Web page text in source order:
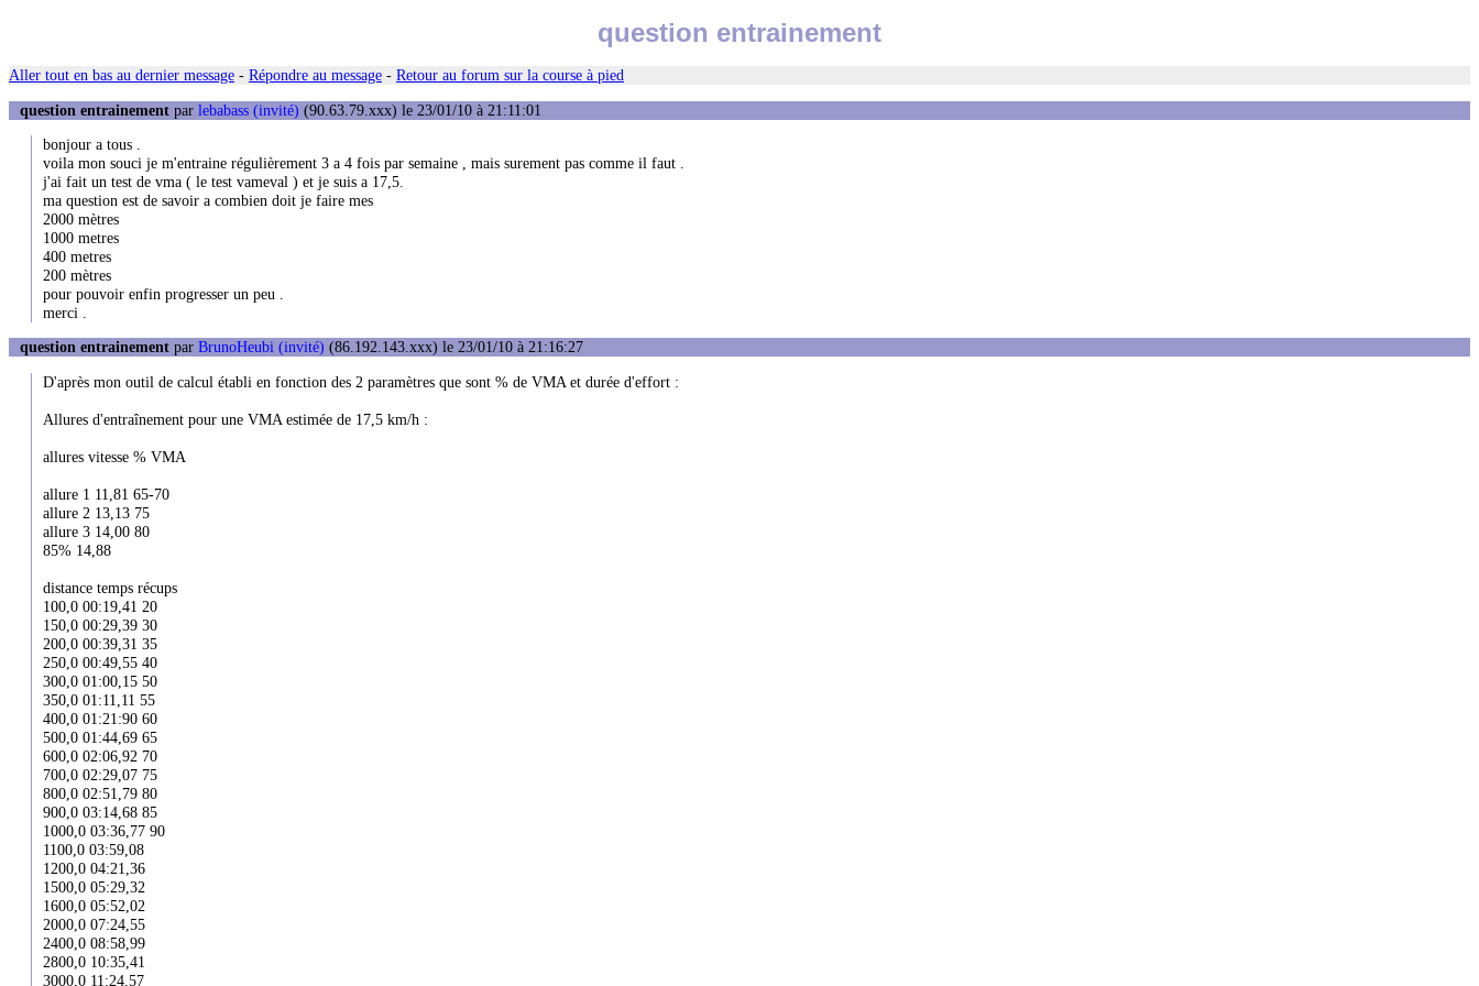
question entrainement
Aller tout en bas au dernier message - Répondre au message - Retour au forum sur la course à pied
question entrainement par lebabass (invité) (90.63.79.xxx) le 23/01/10 à 21:11:01
bonjour a tous .
voila mon souci je m'entraine régulièrement 3 a 4 fois par semaine , mais surement pas comme il faut .
j'ai fait un test de vma ( le test vameval ) et je suis a 17,5.
ma question est de savoir a combien doit je faire mes
2000 mètres
1000 metres
400 metres
200 mètres
pour pouvoir enfin progresser un peu .
merci .
question entrainement par BrunoHeubi (invité) (86.192.143.xxx) le 23/01/10 à 21:16:27
D'après mon outil de calcul établi en fonction des 2 paramètres que sont % de VMA et durée d'effort :
Allures d'entraînement pour une VMA estimée de 17,5 km/h :
allures vitesse % VMA
allure 1 11,81 65-70
allure 2 13,13 75
allure 3 14,00 80
85% 14,88
distance temps récups
100,0 00:19,41 20
150,0 00:29,39 30
200,0 00:39,31 35
250,0 00:49,55 40
300,0 01:00,15 50
350,0 01:11,11 55
400,0 01:21:90 60
500,0 01:44,69 65
600,0 02:06,92 70
700,0 02:29,07 75
800,0 02:51,79 80
900,0 03:14,68 85
1000,0 03:36,77 90
1100,0 03:59,08
1200,0 04:21,36
1500,0 05:29,32
1600,0 05:52,02
2000,0 07:24,55
2400,0 08:58,99
2800,0 10:35,41
3000,0 11:24,57